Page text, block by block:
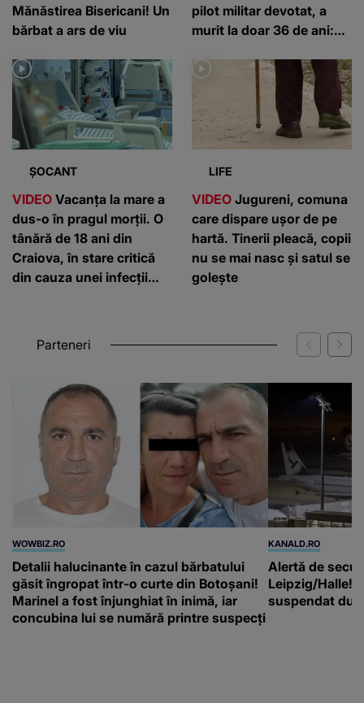
Mănăstirea Bisericani! Un
bărbat a ars de viu
pilot militar devotat, a
murit la doar 36 de ani:
ȘOCANT
VIDEO Vacanța la mare a
dus-o în pragul morții. O
tânără de 18 ani din
Craiova, în stare critică
din cauza unei infecții
LIFE
VIDEO Jugureni, comuna
care dispare ușor de pe
hartă. Tinerii pleacă, copii
nu se mai nasc și satul se
golește
Parteneri
WOWBIZ.RO
Detalii halucinante în cazul bărbatului
găsit îngropat într-o curte din Botoșani!
Marinel a fost înjunghiat în inimă, iar
concubina lui se numără printre suspecți
KANALD.RO
Alertă de
Leipzig/Halle!
suspendat